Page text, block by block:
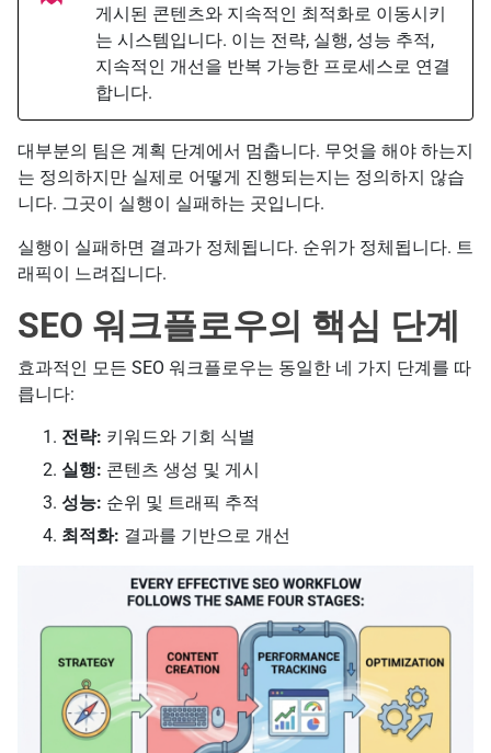
게시된 콘텐츠와 지속적인 최적화로 이동시키
는 시스템입니다. 이는 전략, 실행, 성능 추적,
지속적인 개선을 반복 가능한 프로세스로 연결
합니다.
대부분의 팀은 계획 단계에서 멈춥니다. 무엇을 해야 하는지
는 정의하지만 실제로 어떻게 진행되는지는 정의하지 않습
니다. 그곳이 실행이 실패하는 곳입니다.
실행이 실패하면 결과가 정체됩니다. 순위가 정체됩니다. 트
래픽이 느려집니다.
SEO 워크플로우의 핵심 단계
효과적인 모든 SEO 워크플로우는 동일한 네 가지 단계를 따
릅니다:
전략: 키워드와 기회 식별
실행: 콘텐츠 생성 및 게시
성능: 순위 및 트래픽 추적
최적화: 결과를 기반으로 개선